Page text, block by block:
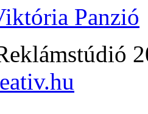
Panzió